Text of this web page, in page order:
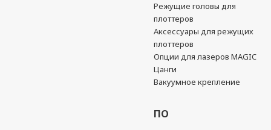
Режущие головы для
плоттеров
Аксессуары для режущих
плоттеров
Опции для лазеров MAGIC
Цанги
Вакуумное крепление
ПО